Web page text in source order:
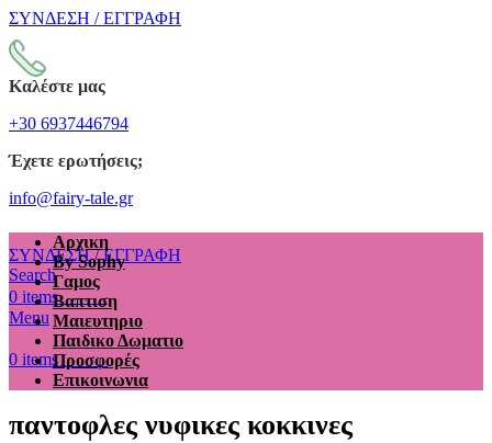
ΣΥΝΔΕΣΗ / ΕΓΓΡΑΦΗ
Καλέστε μας
+30 6937446794
Έχετε ερωτήσεις;
info@fairy-tale.gr
ΣΥΝΔΕΣΗ / ΕΓΓΡΑΦΗ
Search
0 items €0.00
Menu
0 items €0.00
Αρχικη
By Sophy
Γαμος
Βαπτιση
Μαιευτηριο
Παιδικο Δωματιο
Προσφορές
Επικοινωνια
παντοφλες νυφικες κοκκινες